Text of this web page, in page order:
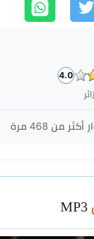
4.0
أكثر من 468 مرة